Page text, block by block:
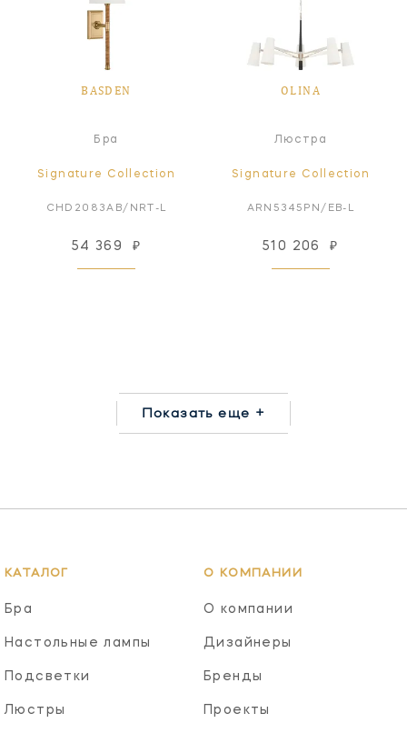
BASDEN
Бра
Signature Collection
CHD2083AB/NRT-L
54 369 ₽
OLINA
Люстра
Signature Collection
ARN5345PN/EB-L
510 206 ₽
Показать еще +
КАТАЛОГ
Бра
Настольные лампы
Подсветки
Люстры
О КОМПАНИИ
О компании
Дизайнеры
Бренды
Проекты